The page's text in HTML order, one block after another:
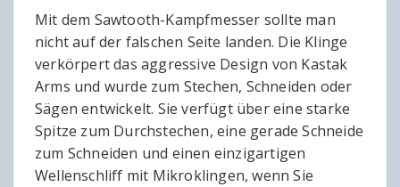
Mit dem Sawtooth-Kampfmesser sollte man
nicht auf der falschen Seite landen. Die Klinge
verkörpert das aggressive Design von Kastak
Arms und wurde zum Stechen, Schneiden oder
Sägen entwickelt. Sie verfügt über eine starke
Spitze zum Durchstechen, eine gerade Schneide
zum Schneiden und einen einzigartigen
Wellenschliff mit Mikroklingen, wenn Sie